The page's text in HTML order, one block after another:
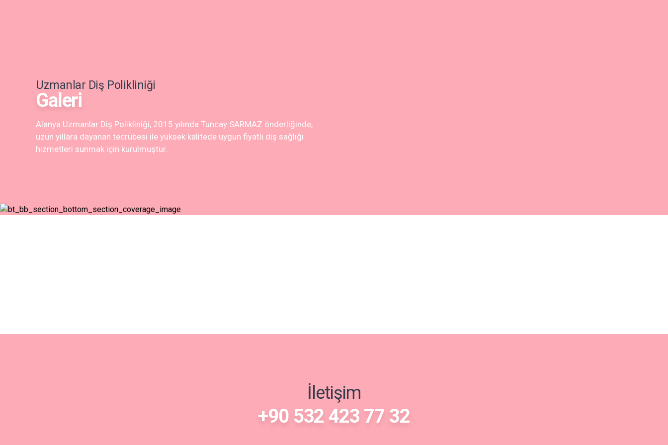
Uzmanlar Diş Polikliniği
Galeri
Alanya Uzmanlar Diş Polikliniği, 2015 yılında Tuncay SARMAZ önderliğinde,
uzun yıllara dayanan tecrübesi ile yüksek kalitede uygun fiyatlı diş sağlığı
hizmetleri sunmak için kurulmuştur.
İletişim
+90 532 423 77 32